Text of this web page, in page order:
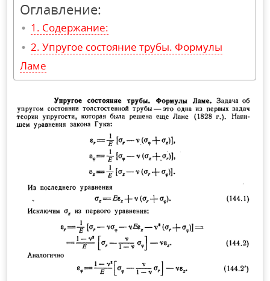
Оглавление:
Содержание:
Упругое состояние трубы. Формулы
Ламе